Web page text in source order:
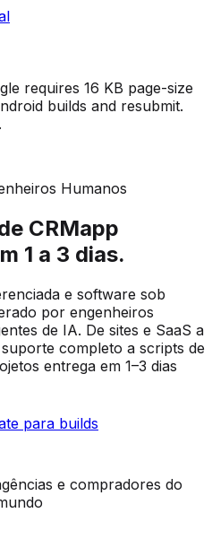
requires 16 KB page-size
builds and resubmit.
Humanos
CRMapp
1 a 3 dias.
e software sob
por engenheiros
de IA. De sites e SaaS a
completo a scripts de
entrega em 1–3 dias
para builds
e compradores do